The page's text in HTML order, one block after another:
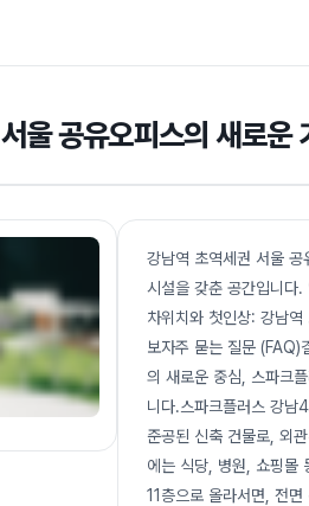
서울 공유오피스의 새로운
강남역 초역세권 서울
시설을 갖춘 공간입니다
차위치와 첫인상: 강남
보자주 묻는 질문
의 새로운 중심, 스파크
니다.스파크플러스 강
준공된 신축 건물로, 외
에는 식당, 병원, 쇼핑몰
11층으로 올라서면, 전